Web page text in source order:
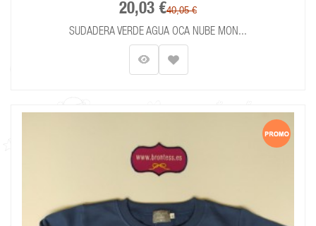
20,03 €40,05 €
SUDADERA VERDE AGUA OCA NUBE MON...